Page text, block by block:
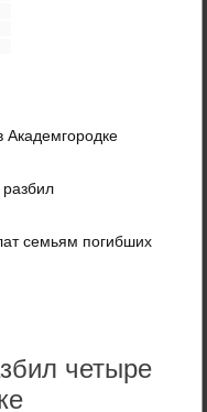
Академгородке
семьям погибших
четыре